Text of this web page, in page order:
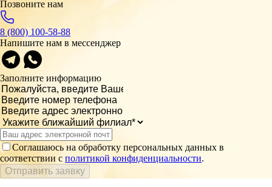
Позвоните нам
8 (800) 100-58-88
Напишите нам в мессенджер
Заполните информацию
Соглашаюсь на обработку персональных данных в
соответствии с политикой конфиденциальности.
Отправить заявку